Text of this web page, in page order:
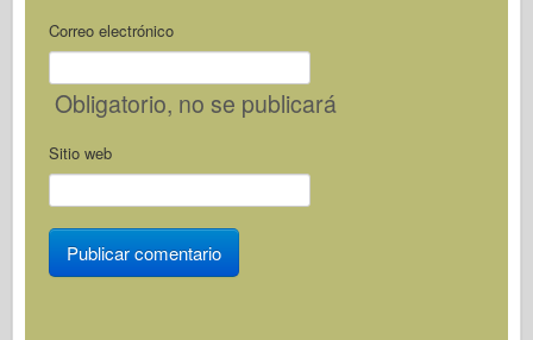
Correo electrónico
Obligatorio, no se publicará
Sitio web